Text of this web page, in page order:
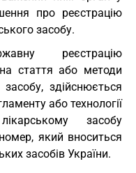
про реєстрацію
засобу.
реєстрацію
стаття або методи
здійснюється
або технології
засобу
який вноситься
засобів України.